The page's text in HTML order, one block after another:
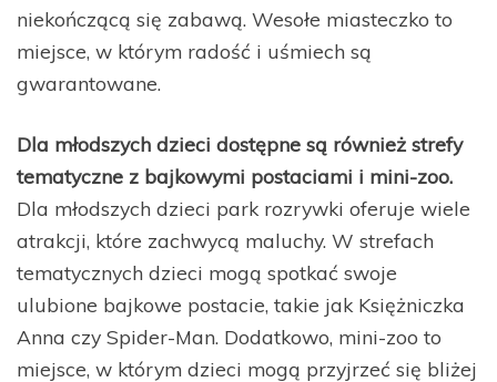
niekończącą się zabawą. Wesołe miasteczko to
miejsce, w którym radość i uśmiech są
gwarantowane.
Dla młodszych dzieci dostępne są również strefy
tematyczne z bajkowymi postaciami i mini-zoo.
Dla młodszych dzieci park rozrywki oferuje wiele
atrakcji, które zachwycą maluchy. W strefach
tematycznych dzieci mogą spotkać swoje
ulubione bajkowe postacie, takie jak Księżniczka
Anna czy Spider-Man. Dodatkowo, mini-zoo to
miejsce, w którym dzieci mogą przyjrzeć się bliżej